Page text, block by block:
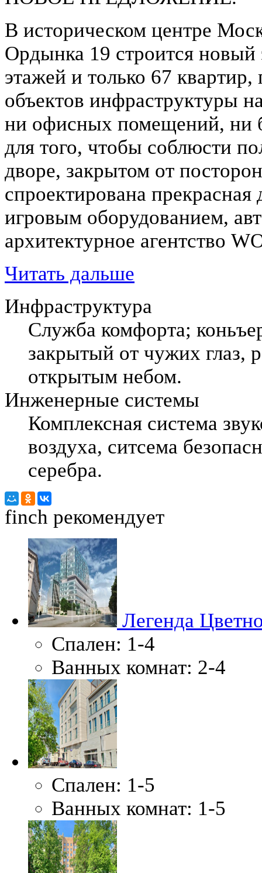
В историческом центре
Ордынка 19 строится
этажей и только 67
объектов инфраструктуры
ни офисных помещений, ни
для того, чтобы соблюсти
дворе, закрытом от
спроектирована
игровым оборудованием,
архитектурное агентство
Читать дальше
Инфраструктура
Служба комфорта;
закрытый от чужих глаз,
открытым небом.
Инженерные системы
Комплексная система
воздуха, ситсема
серебра.
finch рекомендует
Легенда
Спален: 1-4
Ванных комнат: 2-4
Спален: 1-5
Ванных комнат: 1-5